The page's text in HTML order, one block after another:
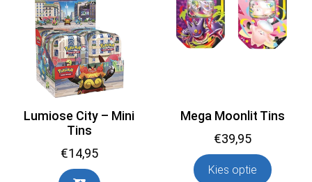
Lumiose City – Mini
Tins
€14,95
Mega Moonlit Tins
€39,95
Kies optie